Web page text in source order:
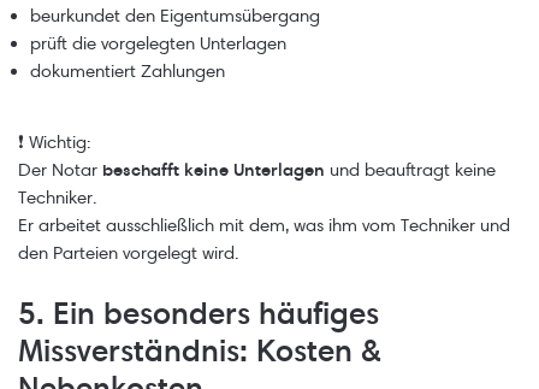
beurkundet den Eigentumsübergang
prüft die vorgelegten Unterlagen
dokumentiert Zahlungen
❗ Wichtig:
Der Notar beschafft keine Unterlagen und beauftragt keine
Techniker.
Er arbeitet ausschließlich mit dem, was ihm vom Techniker und
den Parteien vorgelegt wird.
5. Ein besonders häufiges
Missverständnis: Kosten &